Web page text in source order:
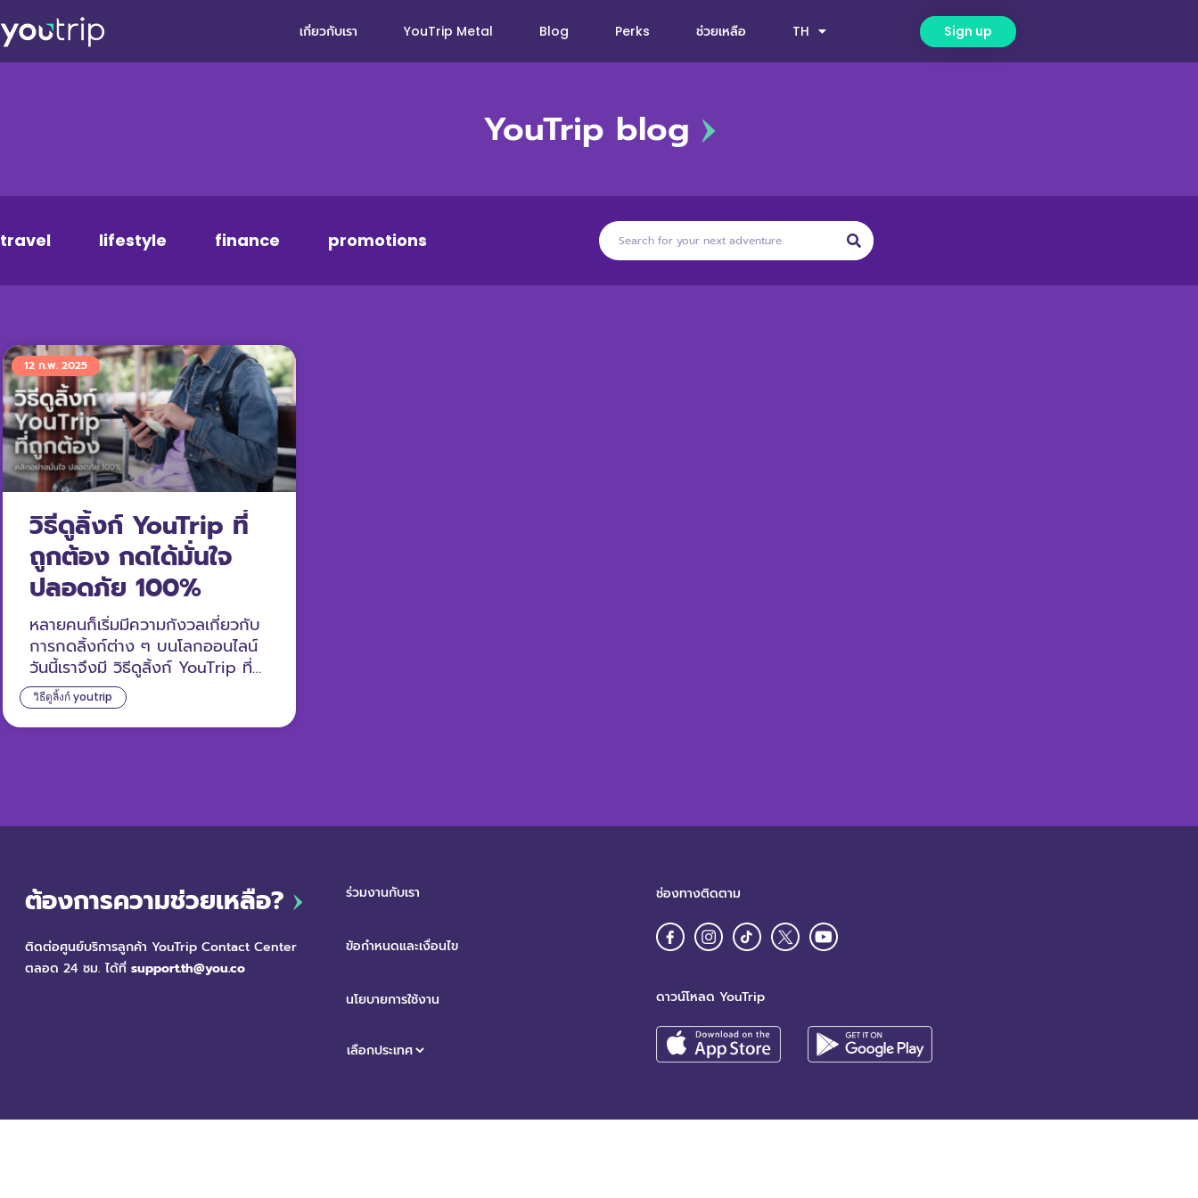
เกี่ยวกับเรา YouTrip Metal Blog Perks ช่วยเหลือ TH Sign up
YouTrip blog
travel lifestyle finance promotions
วิธีดูลิ้งก์ youtrip
วิธีดูลิ้งก์ YouTrip ที่
ถูกต้อง กดได้มั่นใจ
ปลอดภัย 100%
หลายคนก็เริ่มมีความกังวลเกี่ยวกับ
การกดลิ้งก์ต่าง ๆ บนโลกออนไลน์
วันนี้เราจึงมี วิธีดูลิ้งก์ YouTrip ที่
ถูกต้องมาให้ เพื่อให้คุณกดลิ้งก์ได้
อย่างมั่นใจมากขึ้น
12 ก.พ. 2025
ต้องการความช่วยเหลือ?
ติดต่อศูนย์บริการลูกค้า YouTrip Contact Center
ตลอด 24 ชม. ได้ที่ support.th@you.co
ร่วมงานกับเรา
ข้อกำหนดและเงื่อนไข
นโยบายการใช้งาน
ช่องทางติดตาม
ดาวน์โหลด YouTrip